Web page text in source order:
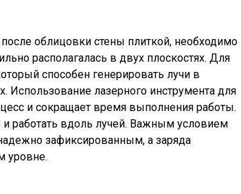
облицовки стены плиткой, необходимо
располагалась в двух плоскостях. Для
способен генерировать лучи в
Использование лазерного инструмента для
и сокращает время выполнения работы.
работать вдоль лучей. Важным условием
зафиксированным, а заряда
уровне.